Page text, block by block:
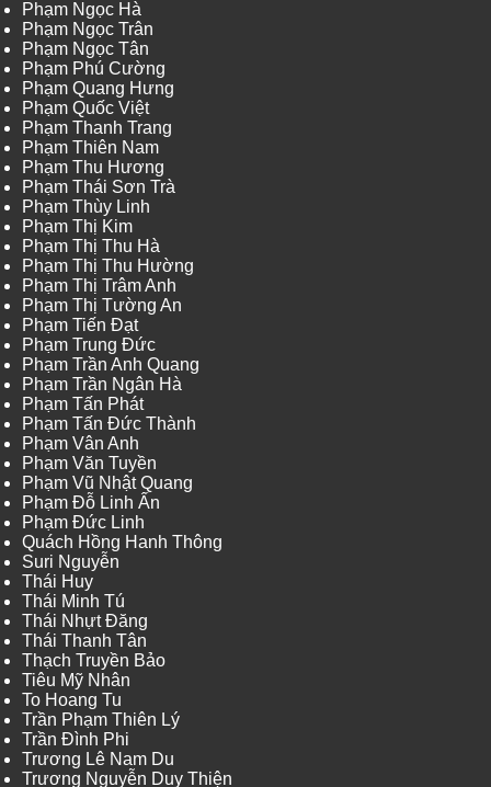
Phạm Ngọc Hà
Phạm Ngọc Trân
Phạm Ngọc Tân
Phạm Phú Cường
Phạm Quang Hưng
Phạm Quốc Việt
Phạm Thanh Trang
Phạm Thiên Nam
Phạm Thu Hương
Phạm Thái Sơn Trà
Phạm Thùy Linh
Phạm Thị Kim
Phạm Thị Thu Hà
Phạm Thị Thu Hường
Phạm Thị Trâm Anh
Phạm Thị Tường An
Phạm Tiến Đạt
Phạm Trung Đức
Phạm Trần Anh Quang
Phạm Trần Ngân Hà
Phạm Tấn Phát
Phạm Tấn Đức Thành
Phạm Vân Anh
Phạm Văn Tuyền
Phạm Vũ Nhật Quang
Phạm Đỗ Linh Ấn
Phạm Đức Linh
Quách Hồng Hanh Thông
Suri Nguyễn
Thái Huy
Thái Minh Tú
Thái Nhựt Đăng
Thái Thanh Tân
Thạch Truyền Bảo
Tiêu Mỹ Nhân
To Hoang Tu
Trần Phạm Thiên Lý
Trần Đình Phi
Trương Lê Nam Du
Trương Nguyễn Duy Thiện